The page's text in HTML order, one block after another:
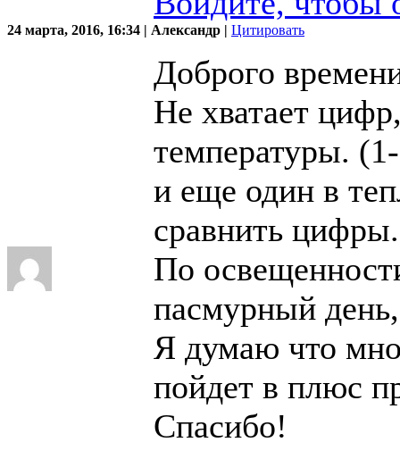
24 марта, 2016, 16:34 | Александр | Цитировать
Доброго
Не хватает
температуры.
и еще один в
сравнить цифры.
По
пасмурный
Я думаю что
пойдет в плюс
Спасибо!